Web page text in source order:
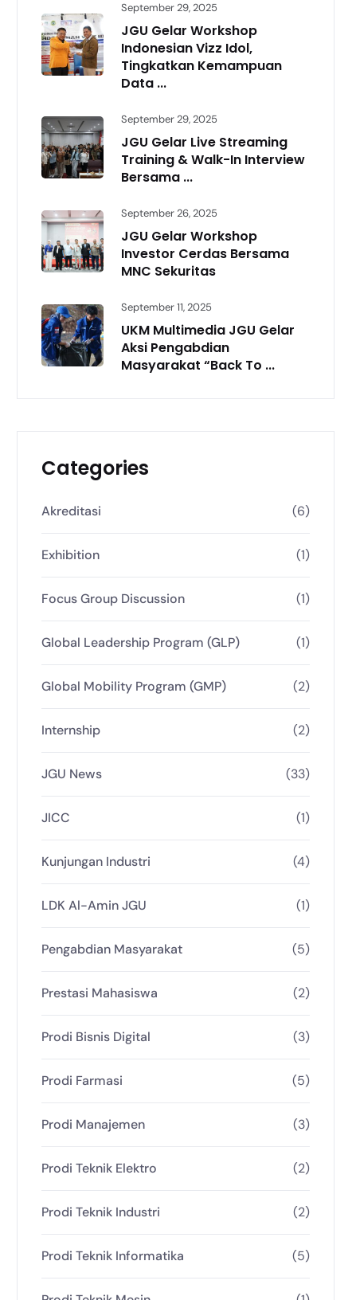
September 29, 2025
JGU Gelar Workshop
Indonesian Vizz Idol,
Tingkatkan Kemampuan
Data ...
September 29, 2025
JGU Gelar Live Streaming
Training & Walk-In Interview
Bersama ...
September 26, 2025
JGU Gelar Workshop
Investor Cerdas Bersama
MNC Sekuritas
September 11, 2025
UKM Multimedia JGU Gelar
Aksi Pengabdian
Masyarakat “Back To ...
Categories
Akreditasi (6)
Exhibition (1)
Focus Group Discussion (1)
Global Leadership Program (GLP) (1)
Global Mobility Program (GMP) (2)
Internship (2)
JGU News (33)
JICC (1)
Kunjungan Industri (4)
LDK Al-Amin JGU (1)
Pengabdian Masyarakat (5)
Prestasi Mahasiswa (2)
Prodi Bisnis Digital (3)
Prodi Farmasi (5)
Prodi Manajemen (3)
Prodi Teknik Elektro (2)
Prodi Teknik Industri (2)
Prodi Teknik Informatika (5)